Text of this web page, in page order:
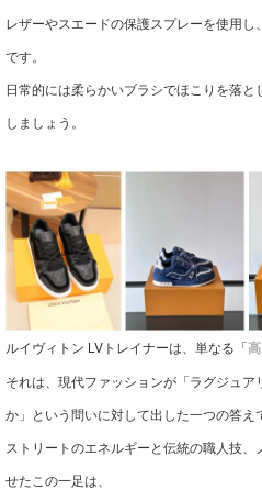
レザーやスエードの保護スプレーを使用
です。
日常的には柔らかいブラシでほこりを落
しましょう。
ルイヴィトン LVトレイナーは、単なる「
それは、現代ファッションが「ラグジュ
か」という問いに対して出した一つの答え
ストリートのエネルギーと伝統の職人技
せたこの一足は、